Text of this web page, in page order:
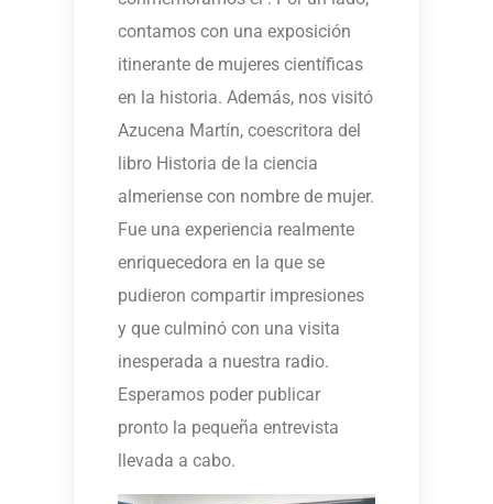
contamos con una exposición
itinerante de mujeres científicas
en la historia. Además, nos visitó
Azucena Martín, coescritora del
libro Historia de la ciencia
almeriense con nombre de mujer.
Fue una experiencia realmente
enriquecedora en la que se
pudieron compartir impresiones
y que culminó con una visita
inesperada a nuestra radio.
Esperamos poder publicar
pronto la pequeña entrevista
llevada a cabo.